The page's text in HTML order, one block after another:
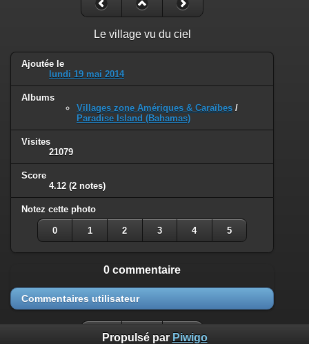
Le village vu du ciel
Ajoutée le
lundi 19 mai 2014
Albums
Villages zone Amériques & Caraïbes /
Paradise Island (Bahamas)
Visites
21079
Score
4.12 (2 notes)
Notez cette photo
0 1 2 3 4 5
0 commentaire
Commentaires utilisateur
Propulsé par Piwigo